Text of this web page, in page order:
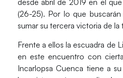
desde abril de 2019 en el
(26-25). Por lo que
sumar su tercera victoria de la
Frente a ellos la escuadra de
en este encuentro con
Incarlopsa Cuenca tiene a